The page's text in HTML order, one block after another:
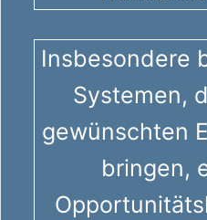
Insbesondere
Systemen,
gewünschten
bringen,